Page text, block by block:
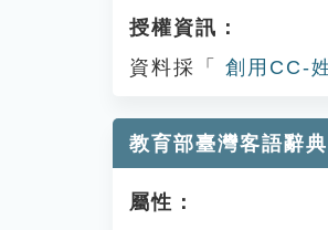
授權資訊：
資料採「
創用CC-
教育部臺灣客語辭典
屬性：